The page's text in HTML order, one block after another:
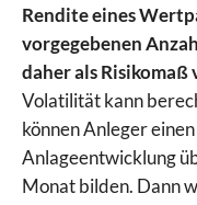
Rendite eines
vorgegebenen
daher als Risikomaß
Volatilität kann
können Anleger
Anlageentwicklung
Monat bilden. Dann